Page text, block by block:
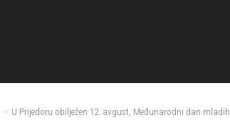
U Prijedoru obilježen 12. avgust, Međunarodni dan mladih